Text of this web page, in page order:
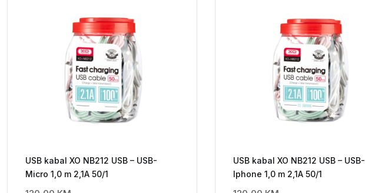
USB kabal XO NB212 USB – USB-
Micro 1,0 m 2,1A 50/1
USB kabal XO NB212 USB – USB-
Iphone 1,0 m 2,1A 50/1